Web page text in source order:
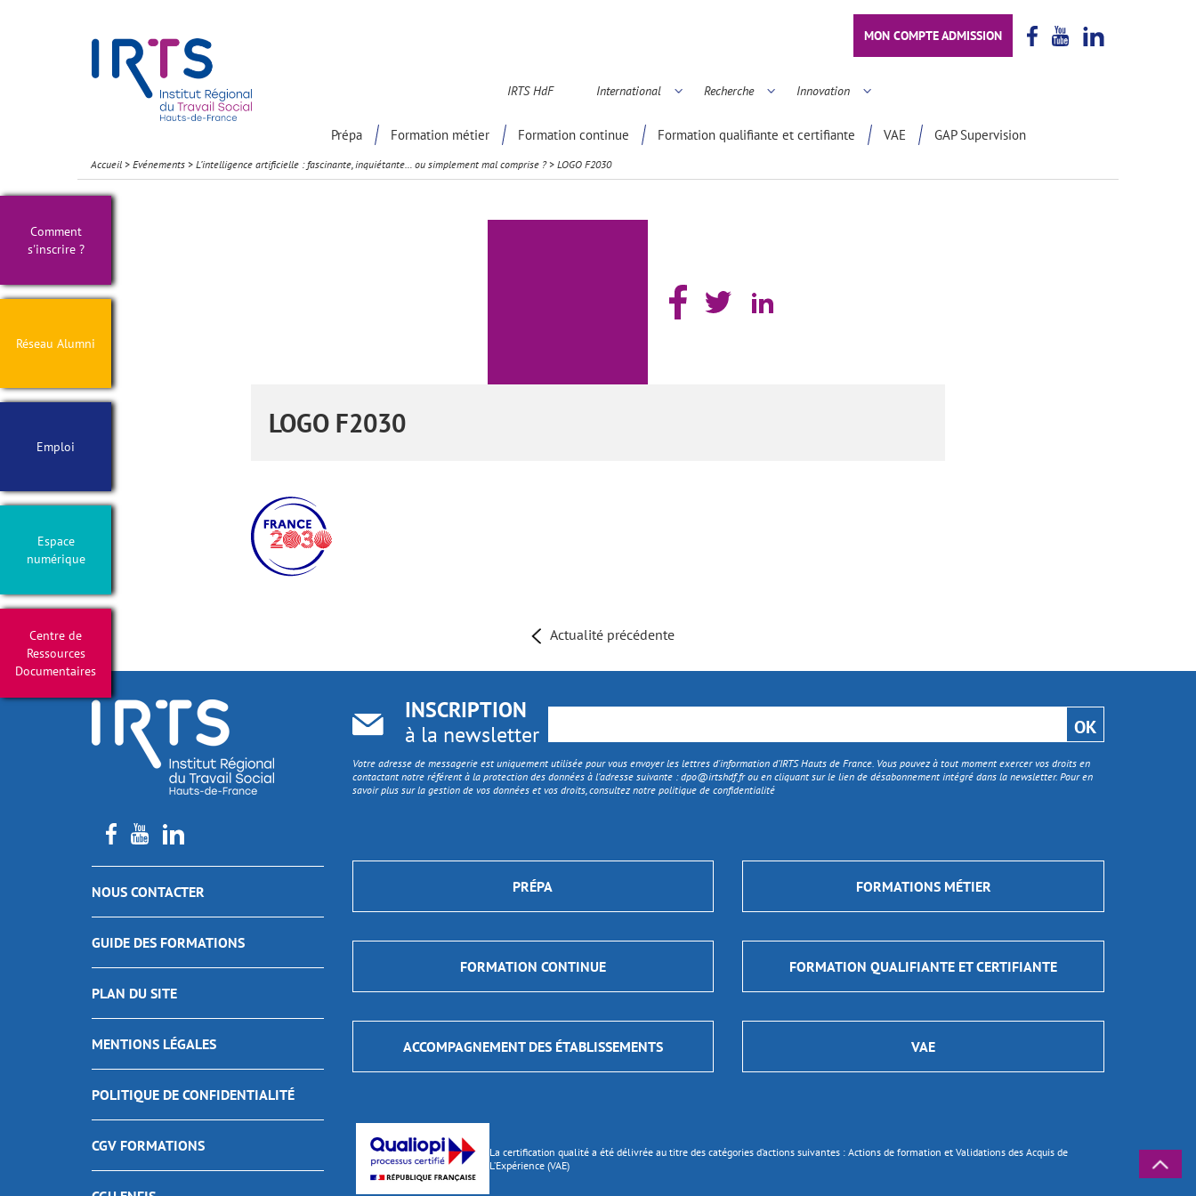
MON COMPTE ADMISSION
IRTS HdF International Recherche Innovation
Prépa Formation métier Formation continue Formation qualifiante et certifiante VAE GAP Supervision
Comment
s'inscrire ?
Réseau Alumni
Emploi
Espace
numérique
Centre de
Ressources
Documentaires
Accueil > Evénements > L’intelligence artificielle : fascinante, inquiétante… ou simplement mal comprise ?> LOGO F2030
LOGO F2030
Actualité précédente
NOUS CONTACTER
GUIDE DES FORMATIONS
PLAN DU SITE
MENTIONS LÉGALES
POLITIQUE DE CONFIDENTIALITÉ
CGV FORMATIONS
INSCRIPTION
à la newsletter
Votre adresse de messagerie est uniquement utilisée pour vous envoyer les lettres d'information d’IRTS Hauts de France. Vous pouvez à tout moment exercer vos droits en
contactant notre référent à la protection des données à l’adresse suivante :dpo@irtshdf.frou en cliquant sur le lien de désabonnement intégré dans la newsletter. Pour en
savoir plus sur la gestion de vos données et vos droits, consultez notre politique de confidentialité
PRÉPA FORMATIONS MÉTIER
FORMATION CONTINUE FORMATION QUALIFIANTE ET CERTIFIANTE
ACCOMPAGNEMENT DES ÉTABLISSEMENTS VAE
La certification qualité a été délivrée au titre des catégories d’actions suivantes : Actions de formation et Validations des Acquis de
L’Expérience (VAE)